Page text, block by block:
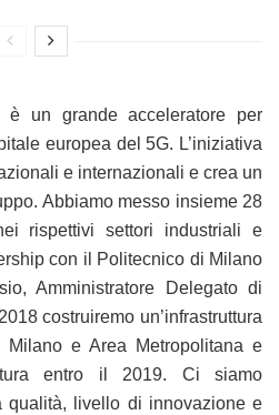
è un grande acceleratore per
europea del 5G. L’iniziativa
e internazionali e crea un
Abbiamo messo insieme 28
rispettivi settori industriali e
con il Politecnico di Milano
Amministratore Delegato di
costruiremo un’infrastruttura
e Area Metropolitana e
entro il 2019. Ci siamo
qualità, livello di innovazione e